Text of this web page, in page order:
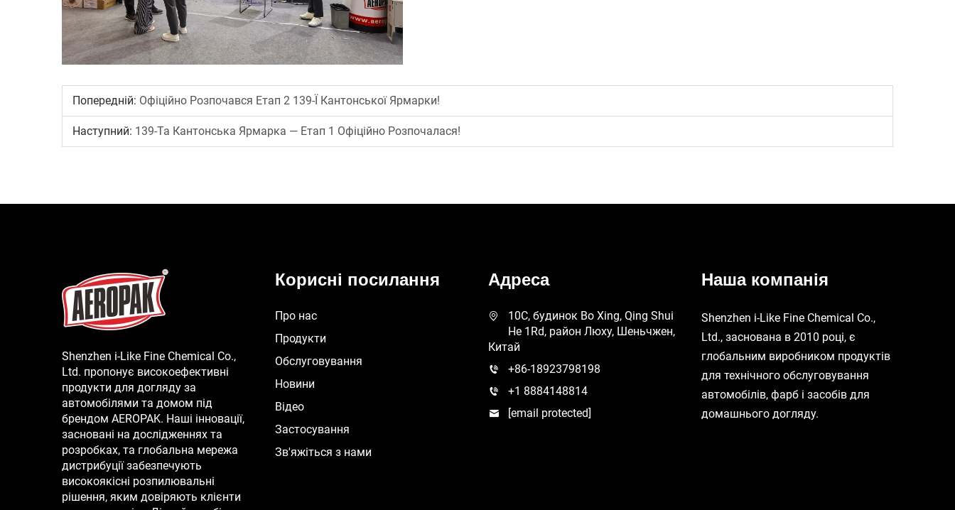
Попередній: Офіційно Розпочався Етап 2 139-Ї Кантонської Ярмарки!
Наступний: 139-Та Кантонська Ярмарка — Етап 1 Офіційно Розпочалася!
Shenzhen i-Like Fine Chemical Co.,
Ltd. пропонує високоефективні
продукти для догляду за
автомобілями та домом під
брендом AEROPAK. Наші інновації,
засновані на дослідженнях та
розробках, та глобальна мережа
дистрибуції забезпечують
високоякісні розпилювальні
рішення, яким довіряють клієнти
Корисні посилання
Про нас
Продукти
Обслуговування
Новини
Відео
Застосування
Зв'яжіться з нами
Адреса
10C, будинок Bo Xing, Qing Shui
He 1Rd, район Люху, Шеньчжен,
Китай
+86-18923798198
+1 8884148814
[email protected]
Наша компанія
Shenzhen i-Like Fine Chemical Co.,
Ltd., заснована в 2010 році, є
глобальним виробником продуктів
для технічного обслуговування
автомобілів, фарб і засобів для
домашнього догляду.